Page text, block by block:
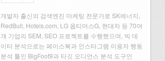
개발자 출신의 검색엔진 마케팅 전문가로 SK에너지,
RedBull, Hotels.com, LG 옵티머스G, 현대차 등 70여
개 기업의 SEM, SEO 프로젝트를 수행했으며, 빅 데
이터 분석으로는 페이스북과 인스타그램 이용자 행동
분석 툴인 BigFoot9과 타깃 오디언스 분석 도구인